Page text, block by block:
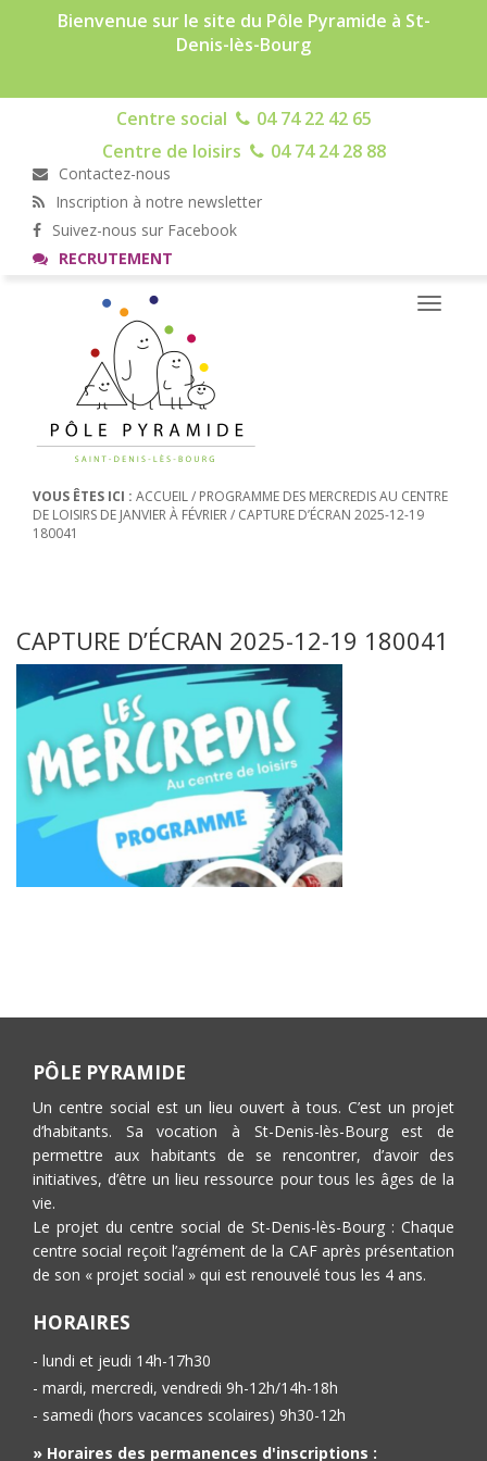
Bienvenue sur le site du Pôle Pyramide à St-
Denis-lès-Bourg
Centre social
04 74 22 42 65
Centre de loisirs
04 74 24 28 88
Contactez-nous
Inscription à notre newsletter
Suivez-nous sur Facebook
RECRUTEMENT
Toggle
VOUS ÊTES ICI : ACCUEIL/ PROGRAMME DES MERCREDIS AU CENTRE
DE LOISIRS DE JANVIER À FÉVRIER/ CAPTURE D’ÉCRAN 2025-12-19
180041
CAPTURE D’ÉCRAN 2025-12-19 180041
PÔLE PYRAMIDE
Un centre social est un lieu ouvert à tous. C’est un projet
d’habitants. Sa vocation à St-Denis-lès-Bourg est de
permettre aux habitants de se rencontrer, d’avoir des
initiatives, d’être un lieu ressource pour tous les âges de la
vie.
Le projet du centre social de St-Denis-lès-Bourg : Chaque
centre social reçoit l’agrément de la CAF après présentation
de son « projet social » qui est renouvelé tous les 4 ans.
HORAIRES
- lundi et jeudi 14h-17h30
- mardi, mercredi, vendredi 9h-12h/14h-18h
- samedi (hors vacances scolaires) 9h30-12h
» Horaires des permanences d'inscriptions :